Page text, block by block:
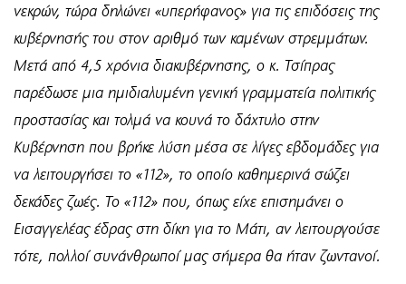
νεκρών, τώρα δηλώνει «υπερήφανος» για τις επιδόσεις της
κυβέρνησής του στον αριθμό των καμένων στρεμμάτων.
Μετά από 4,5 χρόνια διακυβέρνησης, ο κ. Τσίπρας
παρέδωσε μια ημιδιαλυμένη γενική γραμματεία πολιτικής
προστασίας και τολμά να κουνά το δάχτυλο στην
Κυβέρνηση που βρήκε λύση μέσα σε λίγες εβδομάδες για
να λειτουργήσει το «112», το οποίο καθημερινά σώζει
δεκάδες ζωές. Το «112» που, όπως είχε επισημάνει ο
Εισαγγελέας έδρας στη δίκη για το Μάτι, αν λειτουργούσε
τότε, πολλοί συνάνθρωποί μας σήμερα θα ήταν ζωντανοί.